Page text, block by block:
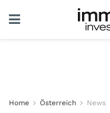
Home Österreich News